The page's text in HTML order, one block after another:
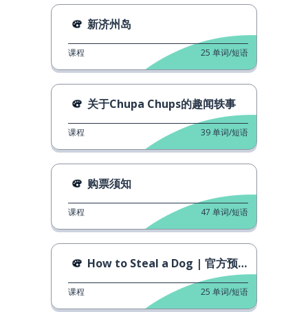
新济州岛
课程 25 单词/短语
关于Chupa Chups的趣闻轶事
课程 39单词/短语
购票须知
课程 47 单词/短语
How to Steal a Dog | 官方预告片
课程 25 单词/短语